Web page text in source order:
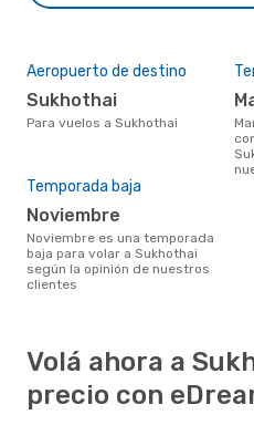
Aeropuerto de destino
Sukhothai
Para vuelos a Sukhothai
marzo es una época muy
Temporada baja
noviembre
noviembre es una temporada
baja para volar a Sukhothai
según la opinión de nuestros
clientes
Volá ahora a
precio con